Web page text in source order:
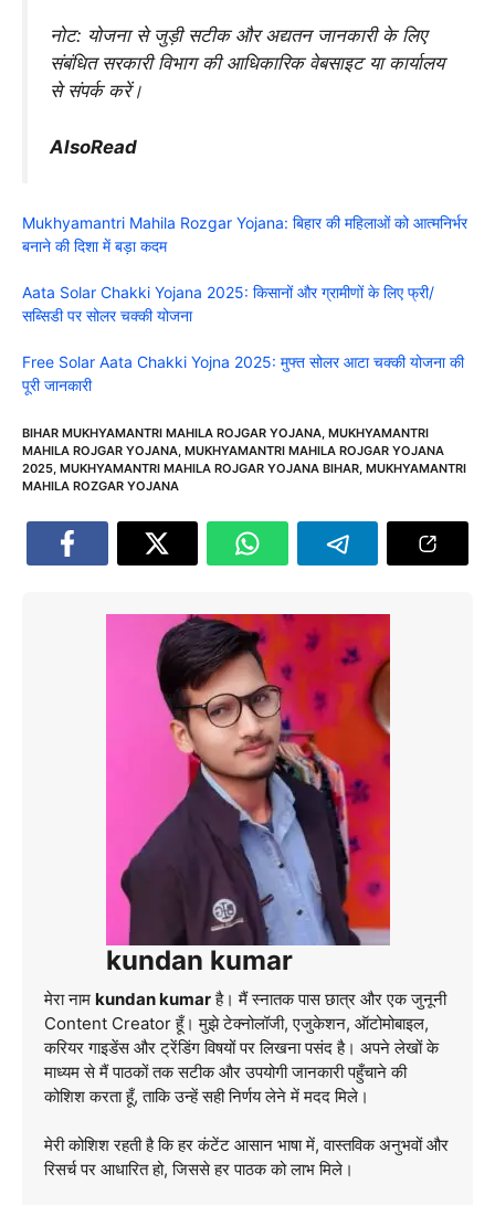
नोट: योजना से जुड़ी सटीक और अद्यतन जानकारी के लिए
संबंधित सरकारी विभाग की आधिकारिक वेबसाइट या कार्यालय
से संपर्क करें।
AlsoRead
Mukhyamantri Mahila Rozgar Yojana: बिहार की महिलाओं को आत्मनिर्भर
बनाने की दिशा में बड़ा कदम
Aata Solar Chakki Yojana 2025: किसानों और ग्रामीणों के लिए फ्री/
सब्सिडी पर सोलर चक्की योजना
Free Solar Aata Chakki Yojna 2025: मुफ्त सोलर आटा चक्की योजना की
पूरी जानकारी
BIHAR MUKHYAMANTRI MAHILA ROJGAR YOJANA, MUKHYAMANTRI
MAHILA ROJGAR YOJANA, MUKHYAMANTRI MAHILA ROJGAR YOJANA
2025, MUKHYAMANTRI MAHILA ROJGAR YOJANA BIHAR, MUKHYAMANTRI
MAHILA ROZGAR YOJANA
kundan kumar
मेरा नाम kundan kumarहै। मैं स्नातक पास छात्र और एक जुनूनी
Content Creator हूँ। मुझे टेक्नोलॉजी, एजुकेशन, ऑटोमोबाइल,
करियर गाइडेंस और ट्रेंडिंग विषयों पर लिखना पसंद है। अपने लेखों के
माध्यम से मैं पाठकों तक सटीक और उपयोगी जानकारी पहुँचाने की
कोशिश करता हूँ, ताकि उन्हें सही निर्णय लेने में मदद मिले।
मेरी कोशिश रहती है कि हर कंटेंट आसान भाषा में, वास्तविक अनुभवों और
रिसर्च पर आधारित हो, जिससे हर पाठक को लाभ मिले।